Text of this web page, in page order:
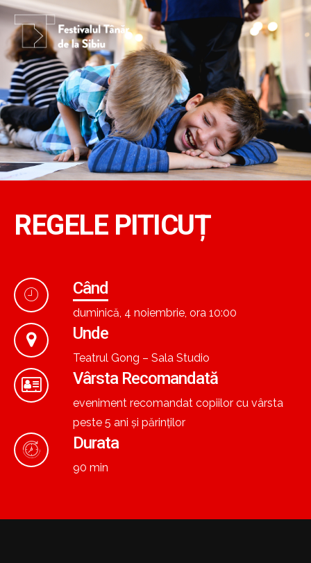
REGELE PITICUȚ
Când
duminică, 4 noiembrie, ora 10:00
Unde
Teatrul Gong – Sala Studio
Vârsta Recomandată
eveniment recomandat copiilor cu vârsta
peste 5 ani și părinților
Durata
90 min